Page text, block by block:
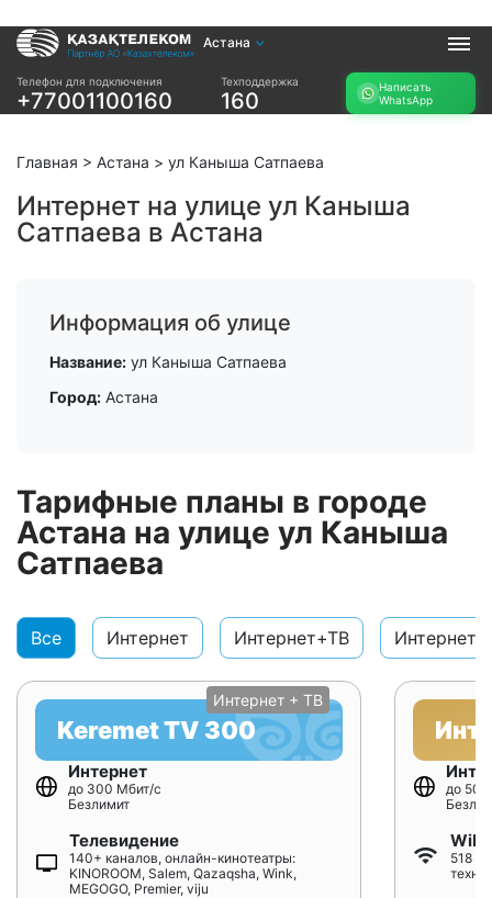
Астана
Телефон для подключения
+77001100160
Техподдержка
160
Написать
WhatsApp
Услуги
Интернет и ТВ в
Интернет и ТВ в
Интернет в офис
Прочее
возможность
названию ЖК
подбор тарифа
Подключиться к
Главная > Астана > ул Каныша Сатпаева
Интернет на улице ул Каныша
Сатпаева в Астана
Информация об улице
Название: ул Каныша Сатпаева
Город: Астана
Тарифные планы в городе
Астана на улице ул Каныша
Сатпаева
Все Интернет Интернет+ТВ
Интернет + ТВ
Keremet TV 300
Интернет
до 300 Мбит/с
Безлимит
Телевидение
140+ каналов, онлайн-кинотеатры:
KINOROOM, Salem, Qazaqsha, Wink,
MEGOGO, Premier, viju
до
518